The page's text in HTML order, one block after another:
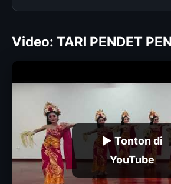
Video: TARI PENDET
▶ Tonton di
YouTube